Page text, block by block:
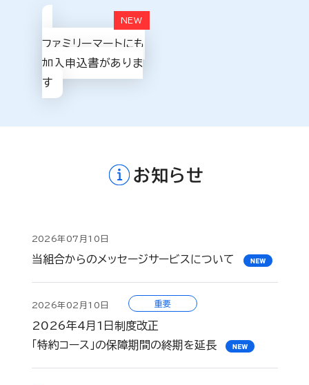
ファミリーマートにも
加入申込書がありま
す
お知らせ
2026年07月10日
当組合からのメッセージサービスについて
2026年02月10日 重要
2026年4月1日制度改正
「特約コース」の保障期間の終期を延長